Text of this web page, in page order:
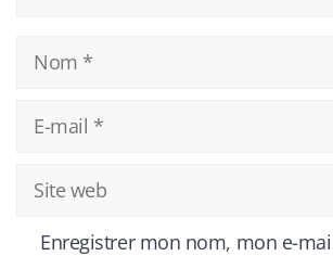
mail
Site
web
Enregistrer mon nom, mon e-